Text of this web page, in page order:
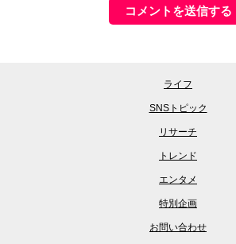
ライフ
SNSトピック
リサーチ
トレンド
エンタメ
特別企画
お問い合わせ